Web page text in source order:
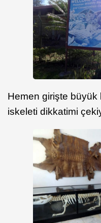
Hemen girişte büyük
iskeleti dikkatimi